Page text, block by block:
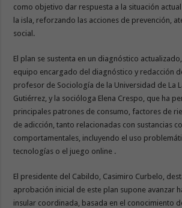
como objetivo dar respuesta a la situación
la isla, reforzando las acciones de prevención,
social.
El plan se sustenta en un diagnóstico
equipo encargado del diagnóstico y redacción
profesor de Sociología de la Universidad de La
Gutiérrez, y la socióloga Elena Crespo, que ha
principales patrones de consumo, factores de
de adicción, tanto relacionadas con sustancias
comportamentales, incluyendo el uso
tecnologías o el juego online .
El presidente del Cabildo, Casimiro Curbelo,
aprobación inicial de este plan supone avanzar
insular coordinada, basada en el conocimiento